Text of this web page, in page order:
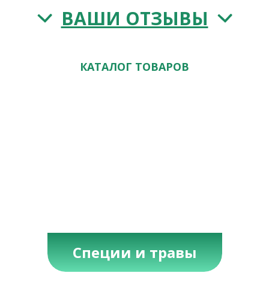
ВАШИ ОТЗЫВЫ
КАТАЛОГ ТОВАРОВ
Специи и травы